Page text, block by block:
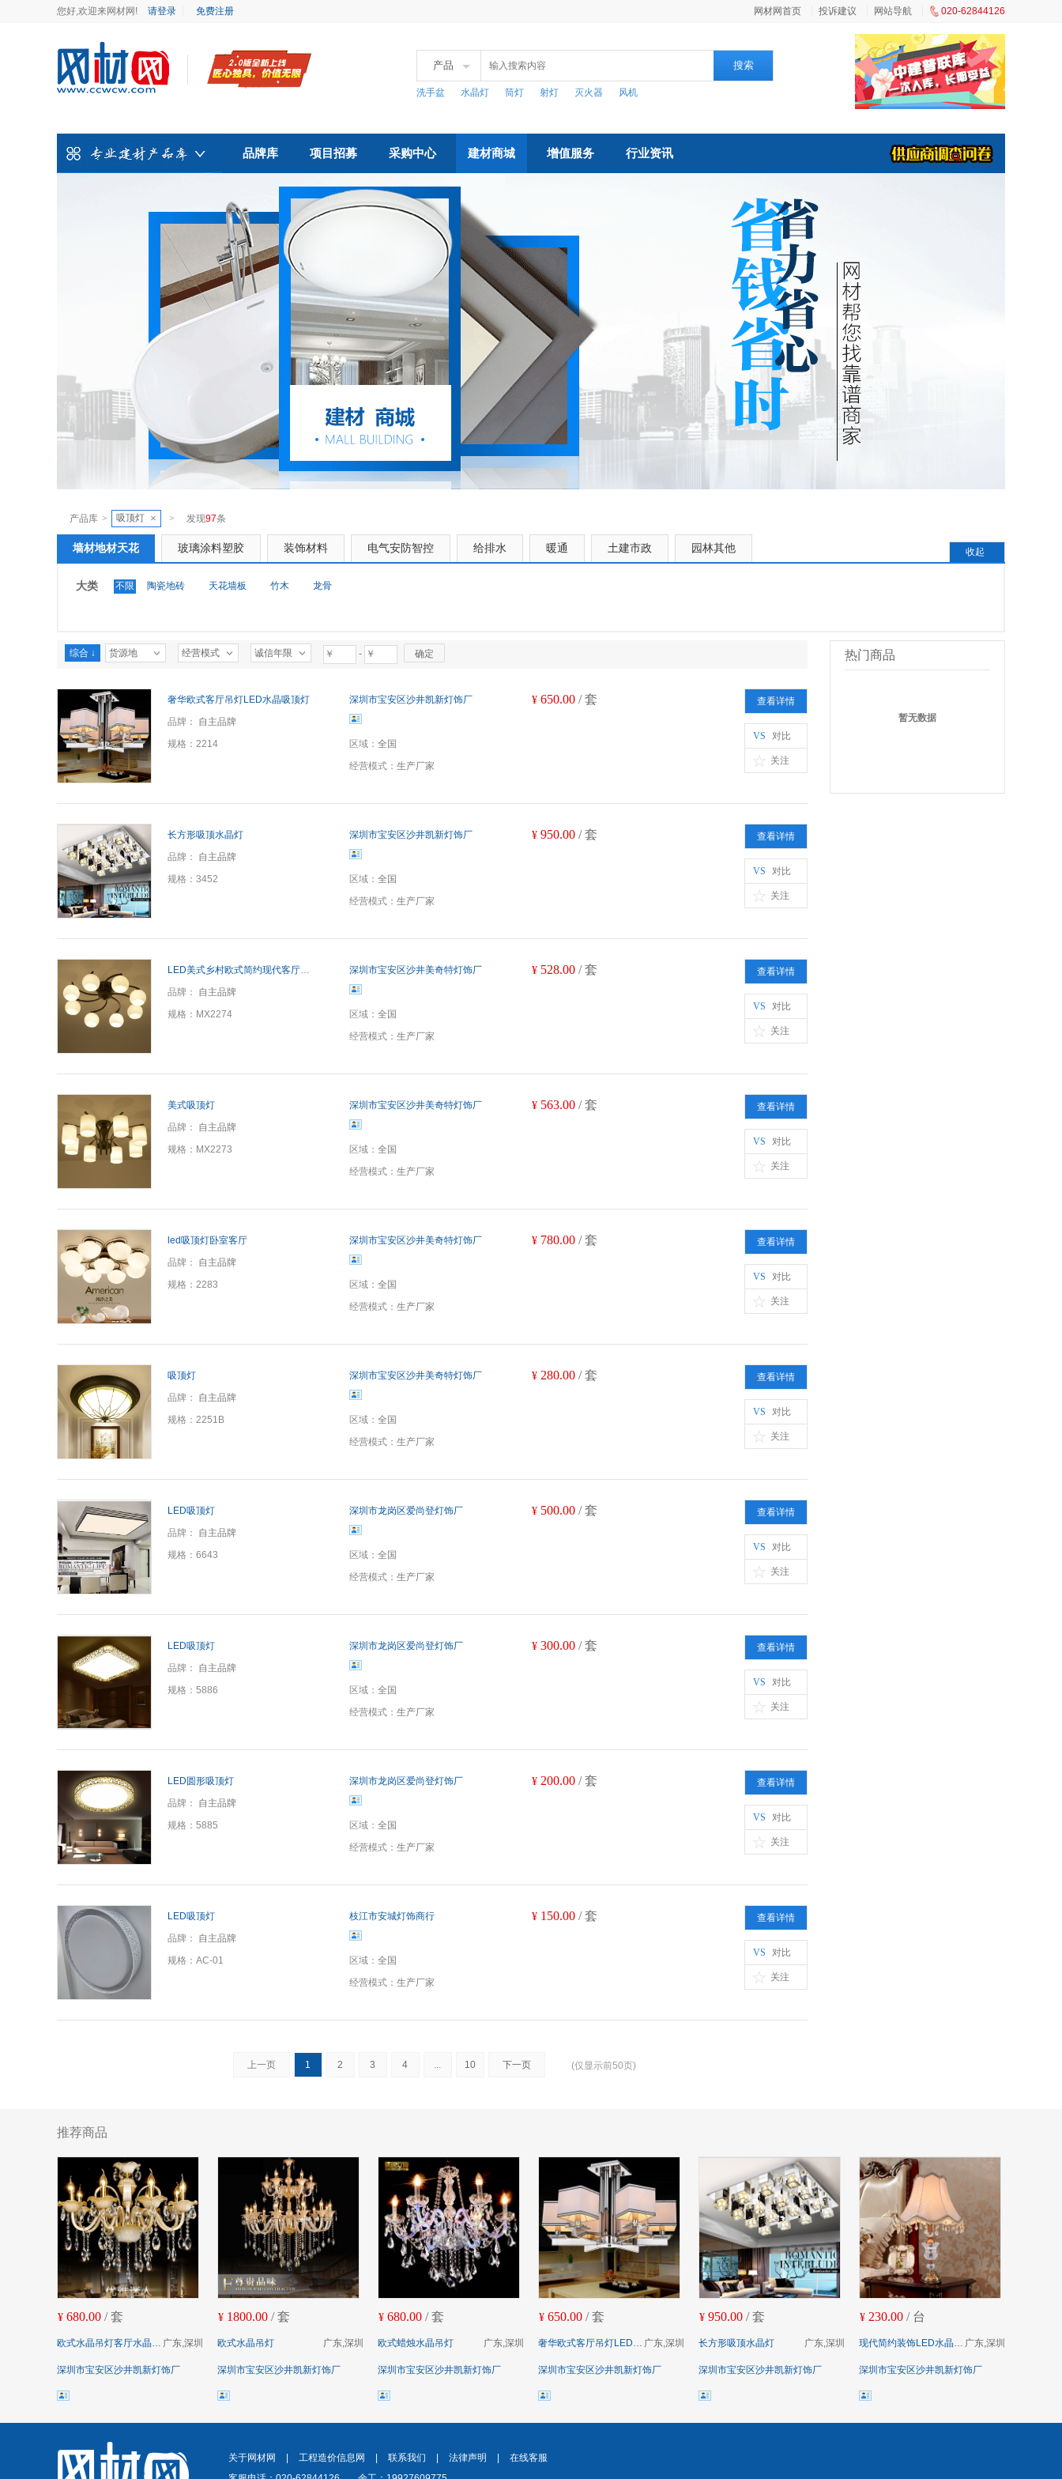
您好,欢迎来网材网! 请登录 免费注册 网材网首页 投诉建议 网站导航 020-62844126
产品 搜索
洗手盆 水晶灯 筒灯 射灯 灭火器 风机
品牌库 项目招募 采购中心 建材商城 增值服务 行业资讯
产品库 > 吸顶灯 × > 发现97条
墙材地材天花 玻璃涂料塑胶 装饰材料 电气安防智控 给排水 暖通 土建市政 园林其他 收起
大类 不限 陶瓷地砖 天花墙板 竹木 龙骨
综合 ↓ 货源地 经营模式 诚信年限 - 确定
奢华欧式客厅吊灯LED水晶吸顶灯
品牌：
自主品牌
规格： 2214
深圳市宝安区沙井凯新灯饰厂
区域： 全国
经营模式： 生产厂家
¥ 650.00 / 套 查看详情
VS 对比
关注
长方形吸顶水晶灯
品牌：
自主品牌
规格： 3452
深圳市宝安区沙井凯新灯饰厂
区域： 全国
经营模式： 生产厂家
¥ 950.00 / 套 查看详情
VS 对比
关注
LED美式乡村欧式简约现代客厅吸顶灯
品牌：
自主品牌
规格： MX2274
深圳市宝安区沙井美奇特灯饰厂
区域： 全国
经营模式： 生产厂家
¥ 528.00 / 套 查看详情
VS 对比
关注
美式吸顶灯
品牌：
自主品牌
规格： MX2273
深圳市宝安区沙井美奇特灯饰厂
区域： 全国
经营模式： 生产厂家
¥ 563.00 / 套 查看详情
VS 对比
关注
led吸顶灯卧室客厅
品牌：
自主品牌
规格： 2283
深圳市宝安区沙井美奇特灯饰厂
区域： 全国
经营模式： 生产厂家
¥ 780.00 / 套 查看详情
VS 对比
关注
吸顶灯
品牌：
自主品牌
规格： 2251B
深圳市宝安区沙井美奇特灯饰厂
区域： 全国
经营模式： 生产厂家
¥ 280.00 / 套 查看详情
VS 对比
关注
LED吸顶灯
品牌：
自主品牌
规格： 6643
深圳市龙岗区爱尚登灯饰厂
区域： 全国
经营模式： 生产厂家
¥ 500.00 / 套 查看详情
VS 对比
关注
LED吸顶灯
品牌：
自主品牌
规格： 5886
深圳市龙岗区爱尚登灯饰厂
区域： 全国
经营模式： 生产厂家
¥ 300.00 / 套 查看详情
VS 对比
关注
LED圆形吸顶灯
品牌：
自主品牌
规格： 5885
深圳市龙岗区爱尚登灯饰厂
区域： 全国
经营模式： 生产厂家
¥ 200.00 / 套 查看详情
VS 对比
关注
LED吸顶灯
品牌：
自主品牌
规格： AC-01
枝江市安城灯饰商行
区域： 全国
经营模式： 生产厂家
¥ 150.00 / 套 查看详情
VS 对比
关注
上一页 1 2 3 4 ... 10 下一页 (仅显示前50页)
热门商品
暂无数据
推荐商品
¥ 680.00 / 套
广东,深圳
欧式水晶吊灯客厅水晶灯简欧式水晶吊灯
深圳市宝安区沙井凯新灯饰厂
¥ 1800.00 / 套
广东,深圳
欧式水晶吊灯
深圳市宝安区沙井凯新灯饰厂
¥ 680.00 / 套
广东,深圳
欧式蜡烛水晶吊灯
深圳市宝安区沙井凯新灯饰厂
¥ 650.00 / 套
广东,深圳
奢华欧式客厅吊灯LED水晶吸顶灯
深圳市宝安区沙井凯新灯饰厂
¥ 950.00 / 套
广东,深圳
长方形吸顶水晶灯
深圳市宝安区沙井凯新灯饰厂
¥ 230.00 / 台
广东,深圳
现代简约装饰LED水晶台灯
深圳市宝安区沙井凯新灯饰厂
关于网材网 工程造价信息网 联系我们 法律声明
在线客服